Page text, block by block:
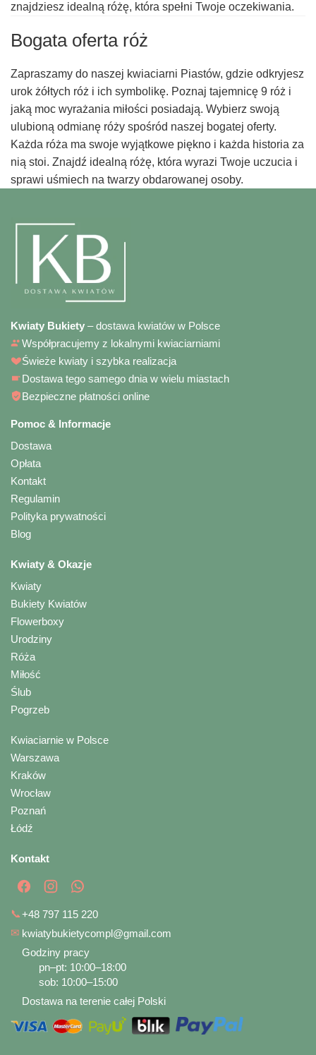
znajdziesz idealną różę, która spełni Twoje oczekiwania.
Bogata oferta róż
Zapraszamy do naszej kwiaciarni Piastów, gdzie odkryjesz
urok żółtych róż i ich symbolikę. Poznaj tajemnicę 9 róż i
jaką moc wyrażania miłości posiadają. Wybierz swoją
ulubioną odmianę róży spośród naszej bogatej oferty.
Każda róża ma swoje wyjątkowe piękno i każda historia za
nią stoi. Znajdź idealną różę, która wyrazi Twoje uczucia i
sprawi uśmiech na twarzy obdarowanej osoby.
Kwiaty Bukiety – dostawa kwiatów w Polsce
Współpracujemy z lokalnymi kwiaciarniami
Świeże kwiaty i szybka realizacja
Dostawa tego samego dnia w wielu miastach
Bezpieczne płatności online
Pomoc & Informacje
Dostawa
Opłata
Kontakt
Regulamin
Polityka prywatności
Blog
Kwiaty & Okazje
Kwiaty
Bukiety Kwiatów
Flowerboxy
Urodziny
Róża
Miłość
Ślub
Pogrzeb
Kwiaciarnie w Polsce
Warszawa
Kraków
Wrocław
Poznań
Łódź
Kontakt
📞+48 797 115 220
✉ kwiatybukietycompl@gmail.com
Godziny pracy
pn–pt: 10:00–18:00
sob: 10:00–15:00
Dostawa na terenie całej Polski